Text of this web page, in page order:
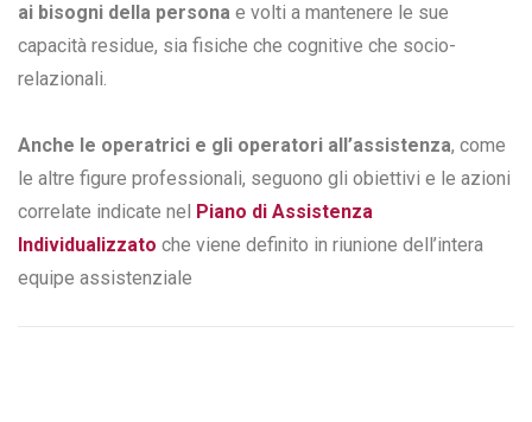
ai bisogni della persona e volti a mantenere le sue
capacità residue, sia fisiche che cognitive che socio-
relazionali.
Anche le operatrici e gli operatori all’assistenza, come
le altre figure professionali, seguono gli obiettivi e le azioni
correlate indicate nel Piano di Assistenza
Individualizzato che viene definito in riunione dell’intera
equipe assistenziale